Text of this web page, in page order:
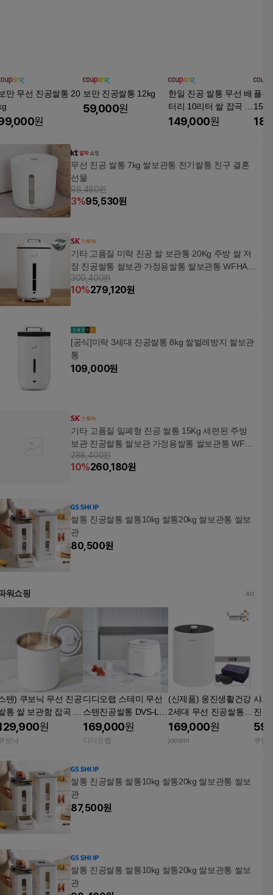
만 무선 진공쌀통 20
원
보만 진공쌀통 12kg
59,000원
한일 진공 쌀통 무선 배
터리 10리터 쌀 잡곡 스
테인레스 HVR-10
149,000원
플루
15kg
무선 진공 쌀통 7kg 쌀보관통 전기쌀통 친구 결혼
선물
98,480원
3%95,530원
기타 고품질 미락 진공 쌀 보관통 20Kg 주방 쌀 저
장 진공쌀통 쌀보관 가정용쌀통 쌀보관통 WFHA9
EU
309,400원
10%279,120원
[공식]미락 3세대 진공쌀통 8kg 쌀벌레방지 쌀보관
통
109,000원
기타 고품질 밀폐형 진공 쌀통 15Kg 세련된 주방
보관 진공쌀통 쌀보관 가정용쌀통 쌀보관통 WFHA
9EV
288,400원
10%260,180원
쌀통 진공쌀통 쌀통10kg 쌀통20kg 쌀보관통 쌀보
관
80,500원
워쇼핑
텐) 쿠보닉 무선 진공
통 쌀 보관함 잡곡 통
밀폐 용기 10kg 10k
원
보닉
디디오랩 스테미 무선
스텐진공쌀통 DVS-L1
0SW
169,000원
디디오랩
(신제품) 웅진생활건강
2세대 무선 진공쌀통 2
0kg
169,000원
joowin
샤오
쿠팡
쌀통 진공쌀통 쌀통10kg 쌀통20kg 쌀보관통 쌀보
관
87,500원
쌀통 진공쌀통 쌀통10kg 쌀통20kg 쌀보관통 쌀보
관